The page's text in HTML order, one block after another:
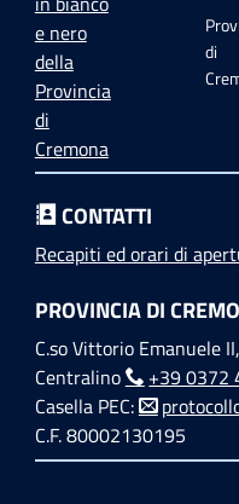
di
CONTATTI
Recapiti ed orari di
PROVINCIA DI
C.so Vittorio Emanuele
Centralino
+39 0372
Casella PEC:
C.F. 80002130195